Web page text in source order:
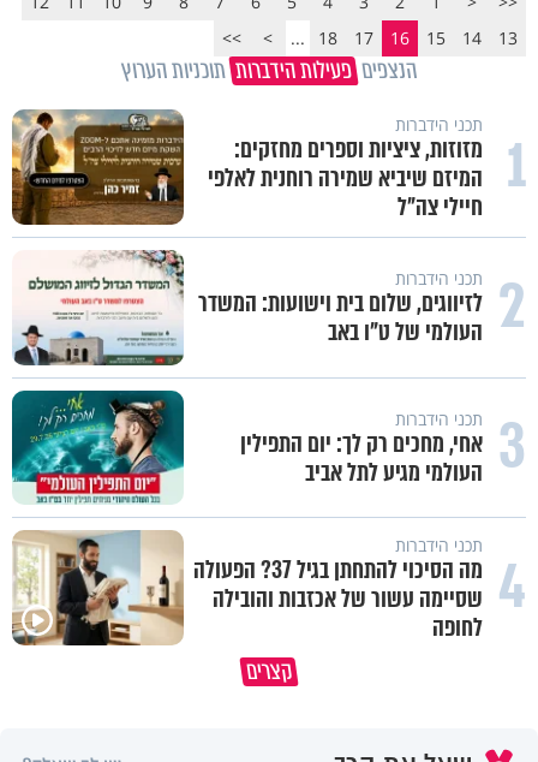
13
14
15
16
17
18
...
>
>>
הנצפים פעילות הידברות תוכניות הערוץ
1 תכני הידברות
מזוזות, ציציות וספרים מחזקים:
המיזם שיביא שמירה רוחנית לאלפי
חיילי צה"ל
2 תכני הידברות
לזיווגים, שלום בית וישועות: המשדר
העולמי של ט"ו באב
3 תכני הידברות
אחי, מחכים רק לך: יום התפילין
העולמי מגיע לתל אביב
4 תכני הידברות
מה הסיכוי להתחתן בגיל 37? הפעולה
שסיימה עשור של אכזבות והובילה
לחופה
קצרים
הבן שלך לא מרגיש כלום, אין לך מה
סגולה שתעזור לכם למתן את